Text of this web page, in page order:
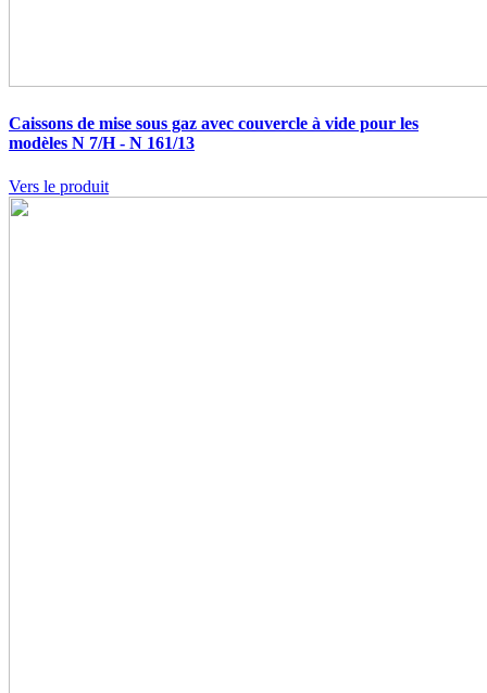
Caissons de mise sous gaz avec couvercle à vide pour les
modèles N 7/H - N 161/13
Vers le produit